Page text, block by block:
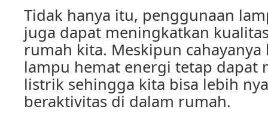
Tidak hanya itu, penggunaan
juga dapat meningkatkan
rumah kita. Meskipun
lampu hemat energi tetap dapat
listrik sehingga kita bisa lebih
beraktivitas di dalam rumah.